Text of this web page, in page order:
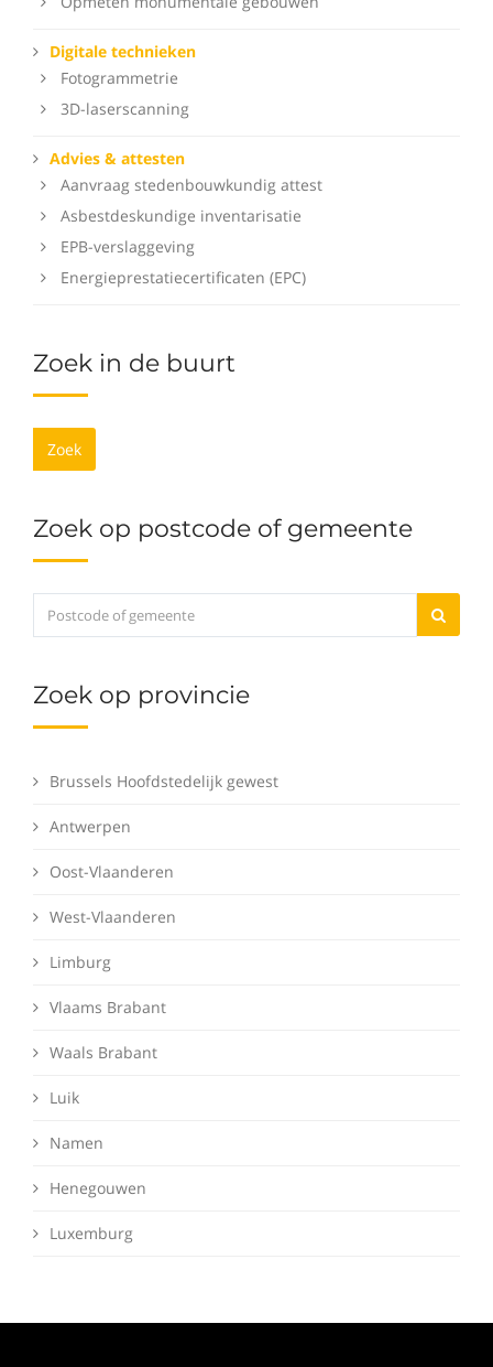
Digitale technieken
Fotogrammetrie
3D-laserscanning
Advies & attesten
Aanvraag stedenbouwkundig attest
Asbestdeskundige inventarisatie
EPB-verslaggeving
Energieprestatiecertificaten (EPC)
Zoek in de buurt
Zoek
Zoek op postcode of gemeente
Zoek op provincie
Brussels Hoofdstedelijk gewest
Antwerpen
Oost-Vlaanderen
West-Vlaanderen
Limburg
Vlaams Brabant
Waals Brabant
Luik
Namen
Henegouwen
Luxemburg